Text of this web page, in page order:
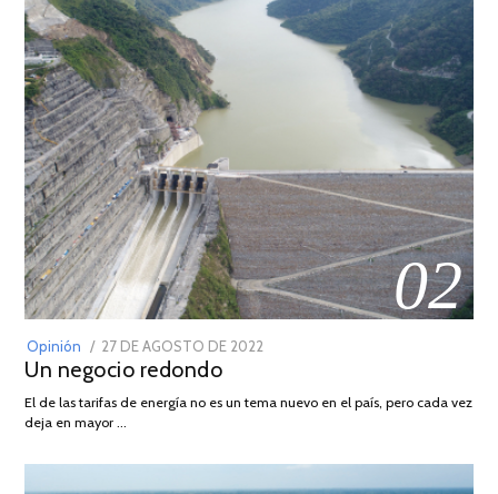
02
Opinión
POSTED
ON
27 DE AGOSTO DE 2022
DE
Un negocio redondo
El de las tarifas de energía no es un tema nuevo en el país, pero cada vez
deja en mayor …